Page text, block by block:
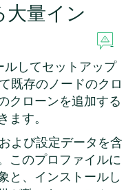
大量イン
してセットアップ
既存のノードのクロ
クローンを追加する
す。
よび設定データを含
このプロファイルに
と、インストールし